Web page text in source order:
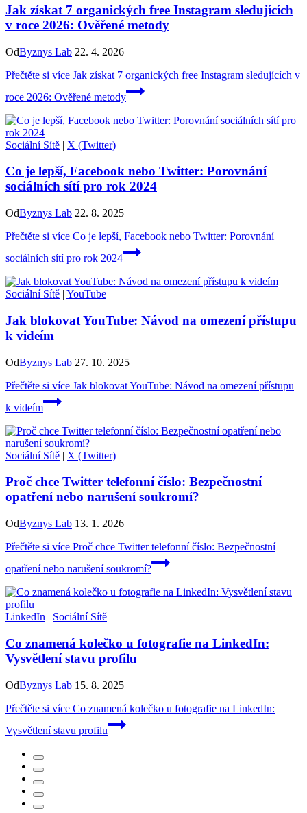
Jak získat 7 organických free Instagram sledujících
v roce 2026: Ověřené metody
OdByznys Lab 22. 4. 2026
Přečtěte si více Jak získat 7 organických free Instagram sledujících v
roce 2026: Ověřené metody
Sociální Sítě | X (Twitter)
Co je lepší, Facebook nebo Twitter: Porovnání
sociálních sítí pro rok 2024
OdByznys Lab 22. 8. 2025
Přečtěte si více Co je lepší, Facebook nebo Twitter: Porovnání
sociálních sítí pro rok 2024
Sociální Sítě | YouTube
Jak blokovat YouTube: Návod na omezení přístupu
k videím
OdByznys Lab 27. 10. 2025
Přečtěte si více Jak blokovat YouTube: Návod na omezení přístupu
k videím
Sociální Sítě | X (Twitter)
Proč chce Twitter telefonní číslo: Bezpečnostní
opatření nebo narušení soukromí?
OdByznys Lab 13. 1. 2026
Přečtěte si více Proč chce Twitter telefonní číslo: Bezpečnostní
opatření nebo narušení soukromí?
LinkedIn | Sociální Sítě
Co znamená kolečko u fotografie na LinkedIn:
Vysvětlení stavu profilu
OdByznys Lab 15. 8. 2025
Přečtěte si více Co znamená kolečko u fotografie na LinkedIn:
Vysvětlení stavu profilu